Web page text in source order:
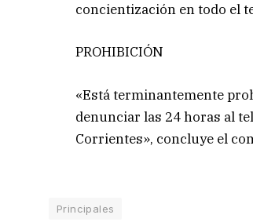
concientización en todo el
PROHIBICIÓN
«Está terminantemente
denunciar las 24 horas al
Corrientes», concluye el
Principales